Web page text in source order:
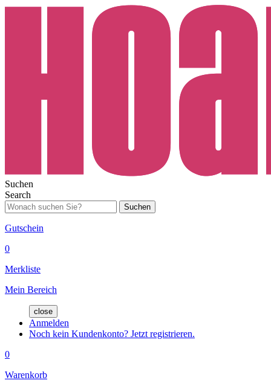
Suchen
Search
Suchen
Gutschein
0
Merkliste
Mein Bereich
close
Anmelden
Noch kein Kundenkonto? Jetzt registrieren.
0
Warenkorb